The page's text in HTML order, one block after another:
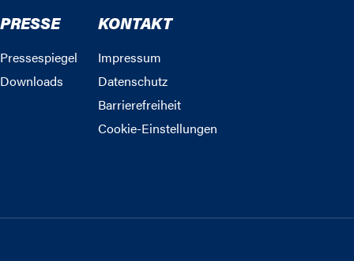
PRESSE
Pressespiegel
Downloads
KONTAKT
Impressum
Datenschutz
Barrierefreiheit
Cookie-Einstellungen